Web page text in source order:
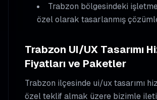
Trabzon bölgesindeki
özel olarak tasarlanmış
Trabzon UI/UX Tasarımı
Fiyatları ve Paketler
Trabzon ilçesinde ui/ux tasarımı
özel teklif almak üzere bizimle